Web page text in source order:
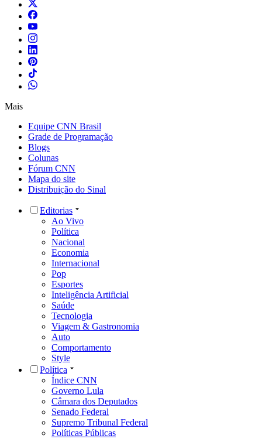
Mais
Equipe CNN Brasil
Grade de Programação
Blogs
Colunas
Fórum CNN
Mapa do site
Distribuição do Sinal
Editorias
Ao Vivo
Política
Nacional
Economia
Internacional
Pop
Esportes
Inteligência Artificial
Saúde
Tecnologia
Viagem & Gastronomia
Auto
Comportamento
Style
Política
Índice CNN
Governo Lula
Câmara dos Deputados
Senado Federal
Supremo Tribunal Federal
Políticas Públicas